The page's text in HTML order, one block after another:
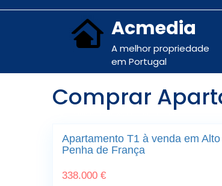
Acmedia
A melhor propriedade
em Portugal
Comprar
Apartamento T1 à venda em
Penha de França
338.000 €